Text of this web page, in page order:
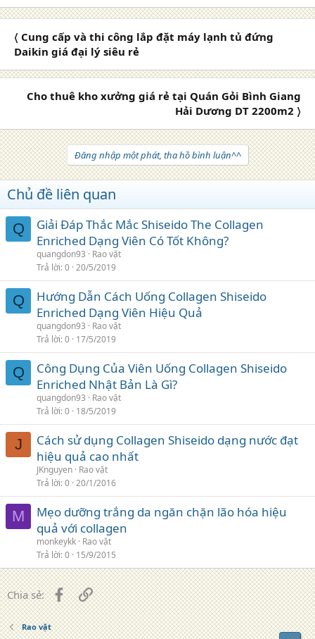
〈 Cung cấp và thi công lắp đặt máy lạnh tủ đứng
Daikin giá đại lý siêu rẻ
Cho thuê kho xưởng giá rẻ tại Quán Gỏi Bình Giang
Hải Dương DT 2200m2 〉
Đăng nhập một phát, tha hồ bình luận^^
Chủ đề liên quan
Q
Giải Đáp Thắc Mắc Shiseido The Collagen
Enriched Dạng Viên Có Tốt Không?
quangdon93
Rao vặt
Trả lời 0 20/5/2019
Q
Hướng Dẫn Cách Uống Collagen Shiseido
Enriched Dạng Viên Hiệu Quả
quangdon93
Rao vặt
Trả lời 0 17/5/2019
Q
Công Dụng Của Viên Uống Collagen Shiseido
Enriched Nhật Bản Là Gì?
quangdon93
Rao vặt
Trả lời 0 18/5/2019
J
Cách sử dụng Collagen Shiseido dạng nước đạt
hiệu quả cao nhất
JKnguyen Rao vặt
Trả lời 0 20/1/2016
M
Mẹo dưỡng trắng da ngăn chặn lão hóa hiệu
quả với collagen
monkeykk Rao vặt
Trả lời 0 15/9/2015
Chia sẻ: FacebookLiên kết
Rao vặt